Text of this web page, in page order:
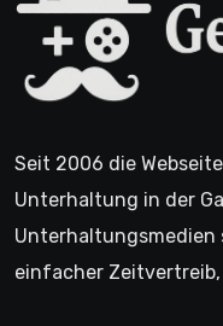
Seit 2006 die
Unterhaltung in der
Unterhaltungsmedien
einfacher Zeitvertreib,